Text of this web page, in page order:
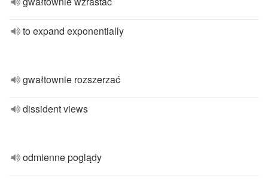
to expand exponentially
gwałtownie rozszerzać
dissident views
odmienne poglądy